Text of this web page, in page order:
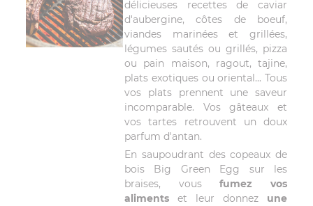
délicieuses recettes de caviar
d'aubergine, côtes de boeuf,
viandes marinées et grillées,
légumes sautés ou grillés, pizza
ou pain maison, ragout, tajine,
plats exotiques ou oriental... Tous
vos plats prennent une saveur
incomparable. Vos gâteaux et
vos tartes retrouvent un doux
parfum d'antan.
En saupoudrant des copeaux de
bois Big Green Egg sur les
braises, vousfumez vos
aliments et leur donnez une